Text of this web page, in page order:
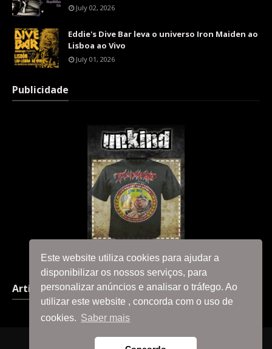
Este website utiliza cookies para ajudar a
disponibilizar os nossos serviços, para
personalizar anúncios e analisar o tráfego. Ao
utilizar este website , concorda com o uso de
cookies. Saber mais
July 02, 2026
Eddie's Dive Bar leva o universo Iron Maiden ao
Lisboa ao Vivo
July 01, 2026
Publicidade
Artigos em destaque
A Equipa